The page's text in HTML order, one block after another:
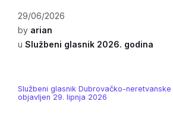
29/06/2026
by arian
u Službeni glasnik 2026. godina
Službeni glasnik Dubrovačko-
objavljen 29. lipnja 2026